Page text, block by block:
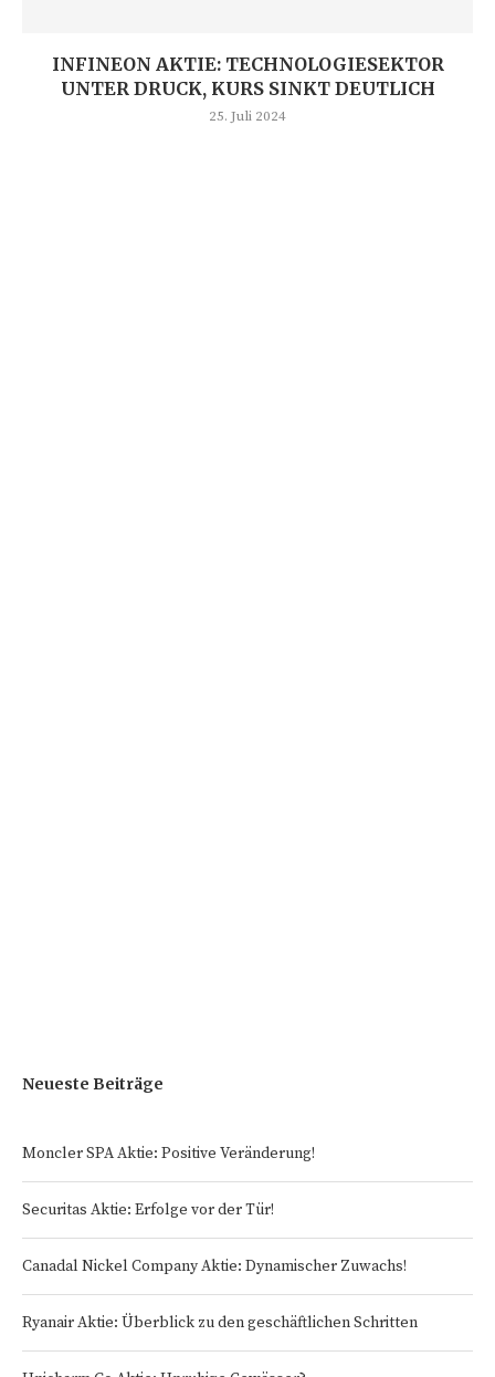
INFINEON AKTIE: TECHNOLOGIESEKTOR
UNTER DRUCK, KURS SINKT DEUTLICH
25. Juli 2024
Neueste Beiträge
Moncler SPA Aktie: Positive Veränderung!
Securitas Aktie: Erfolge vor der Tür!
Canadal Nickel Company Aktie: Dynamischer Zuwachs!
Ryanair Aktie: Überblick zu den geschäftlichen Schritten